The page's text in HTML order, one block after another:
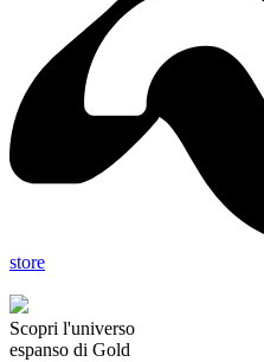
store
Scopri l'universo
espanso di Gold